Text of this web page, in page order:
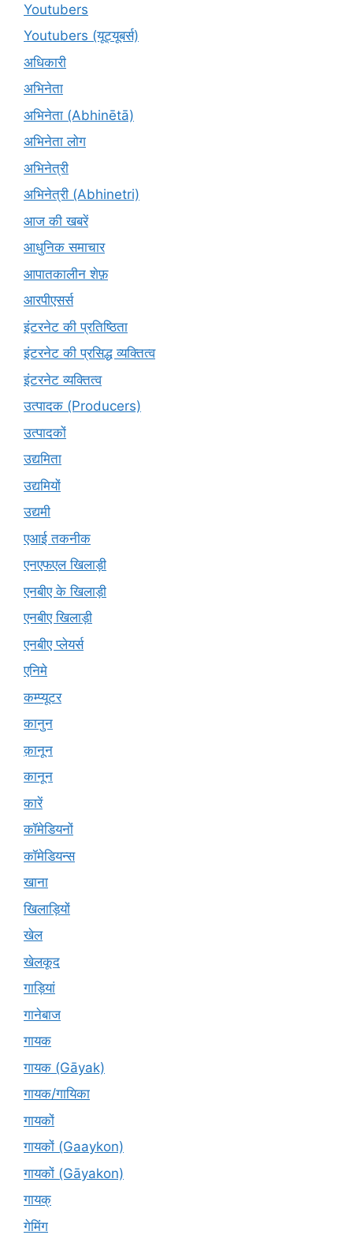
Youtubers
Youtubers (यूट्यूबर्स)
अधिकारी
अभिनेता
अभिनेता (Abhinētā)
अभिनेता लोग
अभिनेत्री
अभिनेत्री (Abhinetri)
आज की खबरें
आधुनिक समाचार
आपातकालीन शेफ़
आरपीएसर्स
इंटरनेट की प्रतिष्ठिता
इंटरनेट की प्रसिद्ध व्यक्तित्व
इंटरनेट व्यक्तित्व
उत्पादक (Producers)
उत्पादकों
उद्यमिता
उद्यमियों
उद्यमी
एआई तकनीक
एनएफएल खिलाड़ी
एनबीए के खिलाड़ी
एनबीए खिलाड़ी
एनबीए प्लेयर्स
एनिमे
कम्प्यूटर
कानुन
क़ानून
कानून
कारें
कॉमेडियनों
कॉमेडियन्स
खाना
खिलाड़ियों
खेल
खेलकूद
गाड़ियां
गानेबाज
गायक
गायक (Gāyak)
गायक/गायिका
गायकों
गायकों (Gaaykon)
गायकों (Gāyakon)
गायक्
गेमिंग